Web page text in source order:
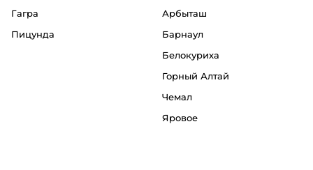
Гагра
Пицунда
Арбыташ
Барнаул
Белокуриха
Горный Алтай
Чемал
Яровое